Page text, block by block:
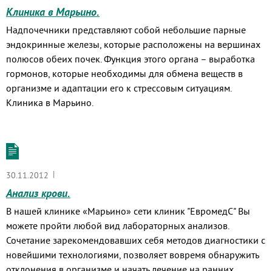
Клиника в Марьино.
Надпочечники представляют собой небольшие парные
эндокринные железы, которые расположены на вершинах
полюсов обеих почек. Функция этого органа – выработка
гормонов, которые необходимы для обмена веществ в
организме и адаптации его к стрессовым ситуациям.
Клиника в Марьино.
30.11.2012 |
Анализ крови.
В нашей клинике «Марьино» сети клиник "ЕвромедС" Вы
можете пройти любой вид лабораторных анализов.
Сочетание зарекомендовавших себя методов диагностики с
новейшими технологиями, позволяет вовремя обнаружить